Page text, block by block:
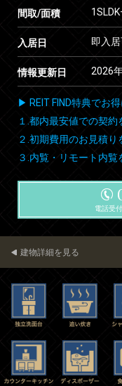
間取/面積
入居日 即入
情報更新日 2026
▶ REIT FIND特典でお
１.都内最安値での契約
２.初期費用のお見積り
３.内覧・リモート内覧
電話受
建物詳細を見る